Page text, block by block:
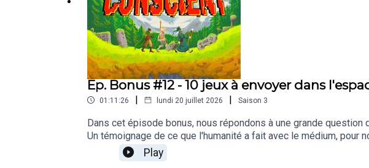
Sources à regarder :
Université de Lausanne : lutter contre le sexisme dans les jeux vidéo
Clément Viktorovitch : Cyberharcèlement : nous, streameurs, avons une
Fredfuxx : Le sexisme dans les jeux vidéo
Ep. Bonus #12 - 10 jeux à envoyer dans
01:11:26 | lundi 20 juillet 2026 | Saison 3
Dans cet épisode bonus, nous répondons à une grande
Un témoignage de ce que l'humanité a fait avec le médium,
vos plateformes de podcast. Rejoignez la discussion sur notre
le grenier du skill.Animation et réalisation : Francesco
Play